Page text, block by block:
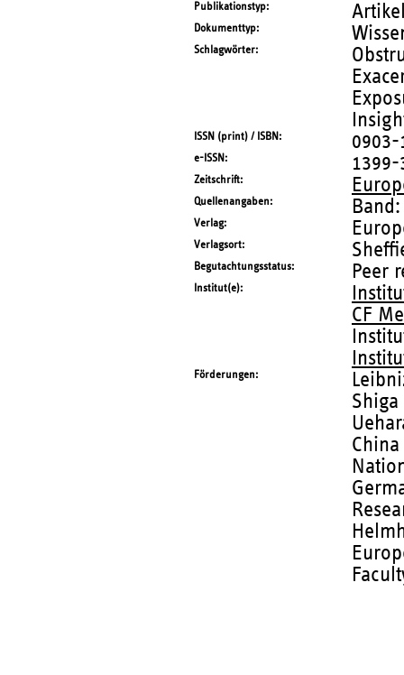
Publikationstyp
Dokumenttyp
Schlagwörter
ISSN (print) / ISBN 0903-
e-ISSN 1399-
Zeitschrift
Quellenangaben
Verlag
Verlagsort
Begutachtungsstatus Peer
Institut(e)
CF
Förderungen